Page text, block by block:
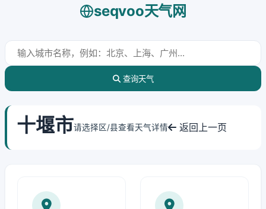
seqvoo天气网
查询天气
十堰市请选择区/县查看天气详情 返回上一页